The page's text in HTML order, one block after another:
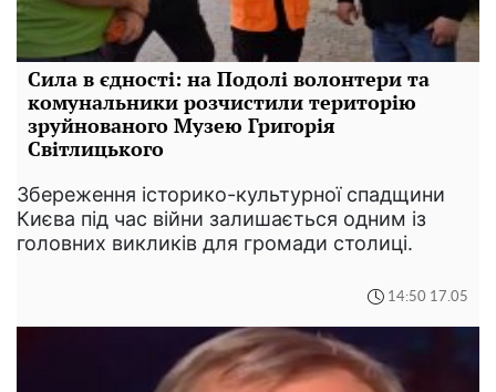
Сила в єдності: на Подолі волонтери та
комунальники розчистили територію
зруйнованого Музею Григорія
Світлицького
Збереження історико-культурної спадщини
Києва під час війни залишається одним із
головних викликів для громади столиці.
14:50 17.05